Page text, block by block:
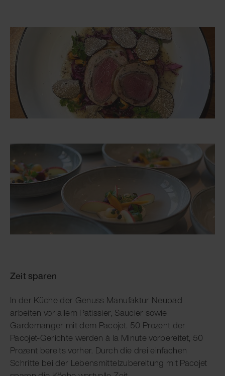
Zeit sparen
In der Küche der Genuss Manufaktur Neubad
arbeiten vor allem Patissier, Saucier sowie
Gardemanger mit dem Pacojet. 50 Prozent der
Pacojet-Gerichte werden à la Minute vorbereitet, 50
Prozent bereits vorher. Durch die drei einfachen
Schritte bei der Lebensmittelzubereitung mit Pacojet